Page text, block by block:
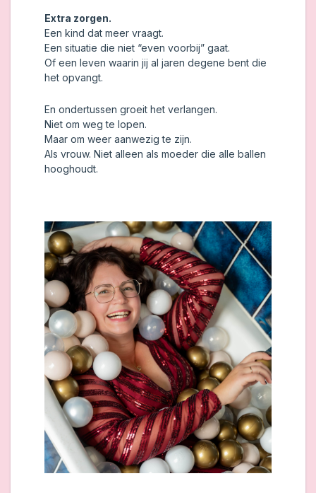
Extra zorgen.
Een kind dat meer vraagt.
Een situatie die niet “even voorbij” gaat.
Of een leven waarin jij al jaren degene bent die
het opvangt.
En ondertussen groeit het verlangen.
Niet om weg te lopen.
Maar om weer aanwezig te zijn.
Als vrouw. Niet alleen als moeder die alle ballen
hooghoudt.